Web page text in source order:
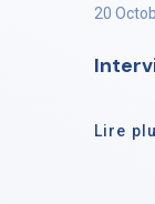
20
Lire